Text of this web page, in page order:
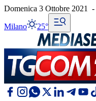
Domenica 3 Ottobre 2021 -
Milano 25°